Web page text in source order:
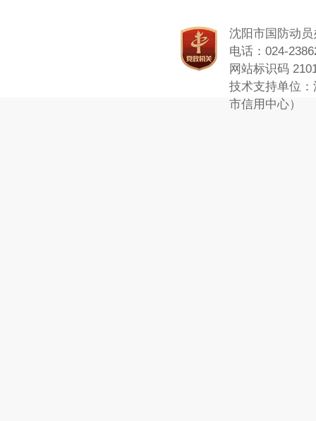
沈阳市国防动
电话：024-
网站标识码
技术支持单位
市信用中心）